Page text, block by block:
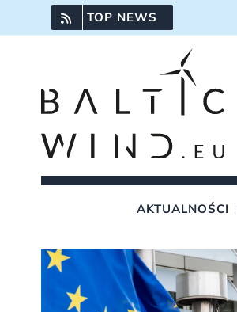
do
TOP NEWS
AKTUALNOŚCI
Pokaż
obrazek